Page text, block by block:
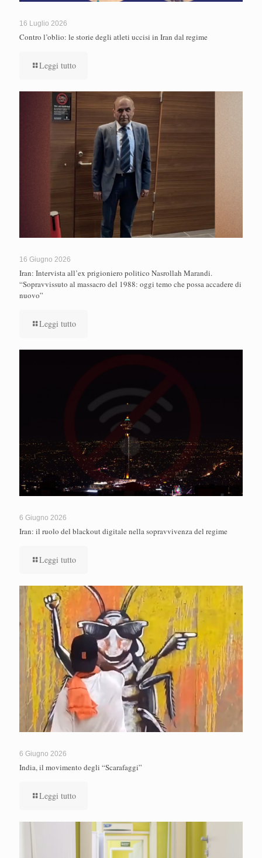
16 Luglio 2026
Contro l’oblio: le storie degli atleti uccisi in Iran dal regime
Leggi tutto
16 Giugno 2026
Iran: Intervista all’ex prigioniero politico Nasrollah Marandi.
“Sopravvissuto al massacro del 1988: oggi temo che possa accadere di
nuovo”
Leggi tutto
6 Giugno 2026
Iran: il ruolo del blackout digitale nella sopravvivenza del regime
Leggi tutto
6 Giugno 2026
India, il movimento degli “Scarafaggi”
Leggi tutto